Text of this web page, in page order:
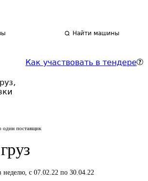
Найти машины
Как участвовать в тендере
один поставщик
неделю, с 07.02.22 по 30.04.22